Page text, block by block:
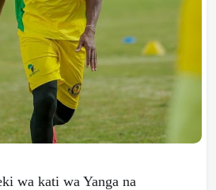
wa kati wa Yanga na